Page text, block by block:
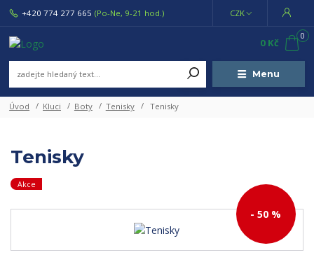
Menu
CZK
+420 774 277 665 (Po-Ne, 9-21 hod.)
0
0 Kč
Úvod Kluci Boty Tenisky Tenisky
Tenisky
Akce
- 50 %